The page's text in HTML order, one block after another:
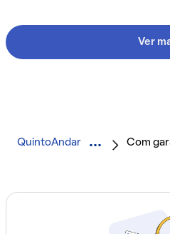
Ver
QuintoAndar Com